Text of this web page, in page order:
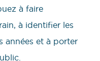
à faire
à identifier les
années et à porter